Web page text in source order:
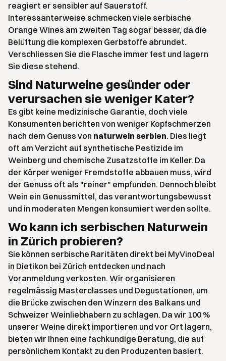
reagiert er sensibler auf Sauerstoff.
Interessanterweise schmecken viele serbische
Orange Wines am zweiten Tag sogar besser, da die
Belüftung die komplexen Gerbstoffe abrundet.
Verschliessen Sie die Flasche immer fest und lagern
Sie diese stehend.
Sind Naturweine gesünder oder
verursachen sie weniger Kater?
Es gibt keine medizinische Garantie, doch viele
Konsumenten berichten von weniger Kopfschmerzen
nach dem Genuss von naturwein serbien. Dies liegt
oft am Verzicht auf synthetische Pestizide im
Weinberg und chemische Zusatzstoffe im Keller. Da
der Körper weniger Fremdstoffe abbauen muss, wird
der Genuss oft als "reiner" empfunden. Dennoch bleibt
Wein ein Genussmittel, das verantwortungsbewusst
und in moderaten Mengen konsumiert werden sollte.
Wo kann ich serbischen Naturwein
in Zürich probieren?
Sie können serbische Raritäten direkt bei MyVinoDeal
in Dietikon bei Zürich entdecken und nach
Voranmeldung verkosten. Wir organisieren
regelmässig Masterclasses und Degustationen, um
die Brücke zwischen den Winzern des Balkans und
Schweizer Weinliebhabern zu schlagen. Da wir 100 %
unserer Weine direkt importieren und vor Ort lagern,
bieten wir Ihnen eine fachkundige Beratung, die auf
persönlichem Kontakt zu den Produzenten basiert.